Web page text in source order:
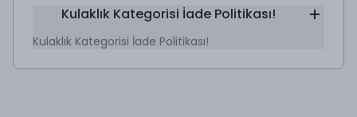
Kulaklık Kategorisi İade Politikası!
Kulaklık Kategorisi İade Politikası!